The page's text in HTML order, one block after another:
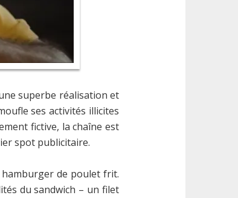
superbe réalisation et
ses activités illicites
fictive, la chaîne est
spot publicitaire.
de poulet frit.
du sandwich – un filet